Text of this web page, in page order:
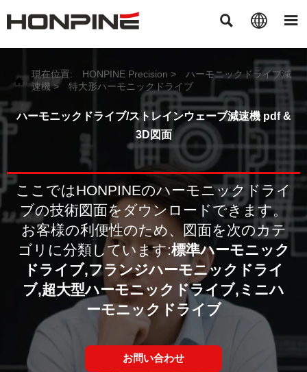
  

現在位置: HONPINE Precision >
ハーモニックドライブ減
速機> 特大形ハーモニックドライブ
ハーモニックドライブ/ストレインウェーブ減速機 pdf &
3D図面
ここではHONPINEのハーモニックドライ
ブの技術図面をダウンロードできます。
お客様の利便性のため、図面を次のカテ
ゴリに分類しています:標準ハーモニック
ドライブ,フランジハーモニックドライ
ブ,超大型ハーモニックドライブ, ミニハ
ーモニックドライブ
お問い合わせ